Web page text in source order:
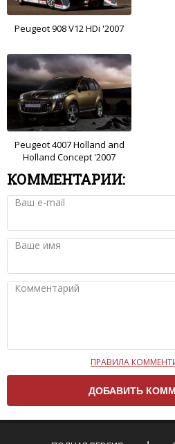
Peugeot 908 V12 HDi '2007
Peugeot 4007 Holland and
Holland Concept '2007
КОММЕНТАРИИ:
Ваш e-mail
Ваше имя
Комментарий
Чтобы ваш комментарий был
вам нужно придерживаться
Комментарий не может
эмоциональных
ПРАВИЛА